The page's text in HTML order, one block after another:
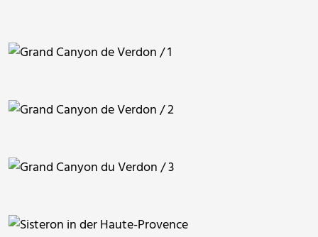
berggeist007
berggeist007
berggeist007
berggeist007